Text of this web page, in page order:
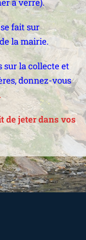
se fait sur
la mairie.
sur la collecte et
donnez-vous
.
de jeter dans vos